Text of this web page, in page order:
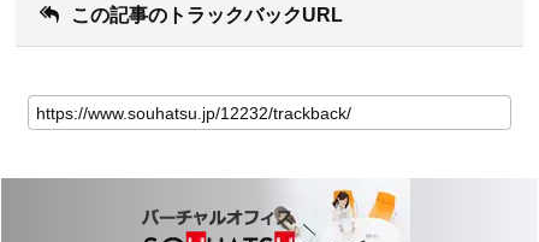
この記事のトラックバックURL